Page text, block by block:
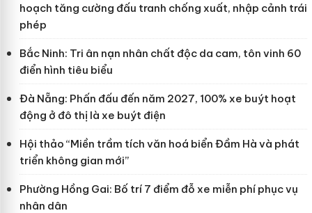
hoạch tăng cường đấu tranh chống xuất, nhập cảnh trái
phép
Bắc Ninh: Tri ân nạn nhân chất độc da cam, tôn vinh 60
điển hình tiêu biểu
Đà Nẵng: Phấn đấu đến năm 2027, 100% xe buýt hoạt
động ở đô thị là xe buýt điện
Hội thảo “Miền trầm tích văn hoá biển Đầm Hà và phát
triển không gian mới”
Phường Hồng Gai: Bố trí 7 điểm đỗ xe miễn phí phục vụ
nhân dân